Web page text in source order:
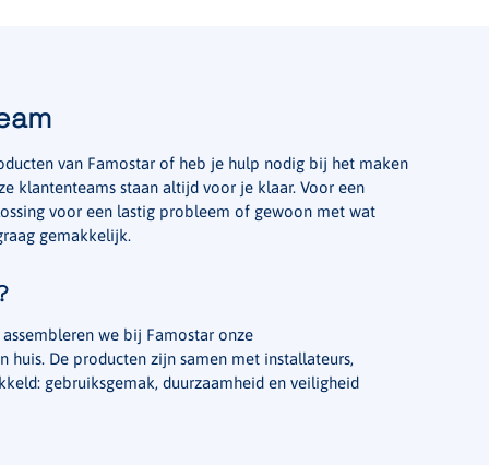
van Famostar of heb je hulp nodig bij het maken
klantenteams staan altijd voor je klaar. Voor een
voor een lastig probleem of gewoon met wat
gemakkelijk.
we bij Famostar onze
huis. De producten zijn samen met installateurs,
gebruiksgemak, duurzaamheid en veiligheid